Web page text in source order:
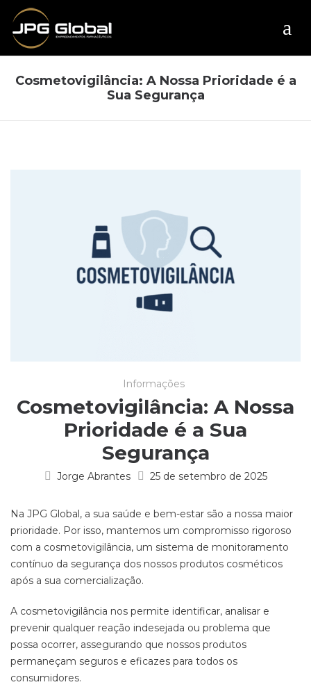
Cosmetovigilância: A Nossa Prioridade é a
Sua Segurança
Informações
Cosmetovigilância: A Nossa
Prioridade é a Sua
Segurança
Jorge Abrantes 25 de setembro de 2025
Na JPG Global, a sua saúde e bem-estar são a nossa maior
prioridade. Por isso, mantemos um compromisso rigoroso
com a cosmetovigilância, um sistema de monitoramento
contínuo da segurança dos nossos produtos cosméticos
após a sua comercialização.
A cosmetovigilância nos permite identificar, analisar e
prevenir qualquer reação indesejada ou problema que
possa ocorrer, assegurando que nossos produtos
permaneçam seguros e eficazes para todos os
consumidores.